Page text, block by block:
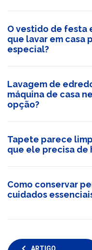
O vestido de festa
que lavar em casa
especial?
Lavagem de
máquina de casa
opção?
Tapete parece
que ele precisa de
Como conservar
cuidados